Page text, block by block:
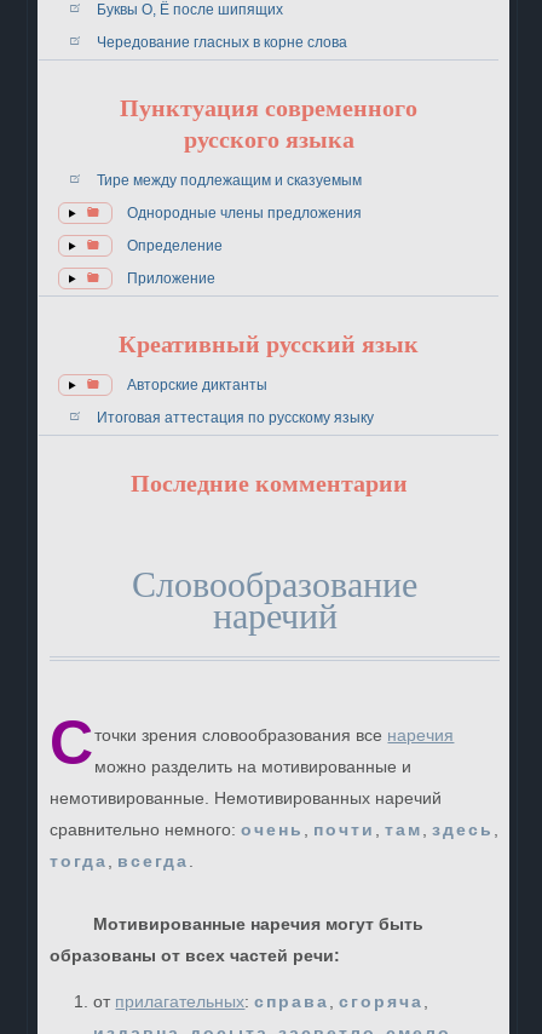
Буквы О, Ё после шипящих
Чередование гласных в корне слова
Пунктуация современного
русского языка
Тире между подлежащим и сказуемым
Однородные члены предложения
Определение
Приложение
Креативный русский язык
Авторские диктанты
Итоговая аттестация по русскому языку
Последние комментарии
Словообразование
наречий
Сточки зрения словообразования все наречия
можно разделить на мотивированные и
немотивированные. Немотивированных наречий
сравнительно немного:очень почти ,там ,здесь
тогда
всегда
Мотивированные наречия могут быть
образованы от всех частей речи:
от прилагательных:справа ,сгоряча